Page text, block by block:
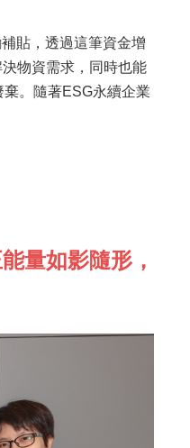
貼，透過這筆資金增
物資需求，同時也能
。隨著ESG永續企業
量如影隨形，